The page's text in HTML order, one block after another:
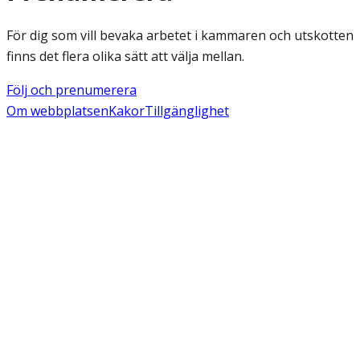
För dig som vill bevaka arbetet i kammaren och utskotten
finns det flera olika sätt att välja mellan.
Följ och prenumerera
Om webbplatsenKakorTillgänglighet